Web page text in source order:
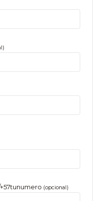
+57tunumero (opcional)